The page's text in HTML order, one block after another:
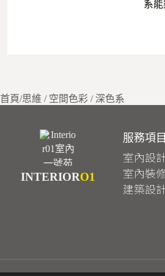
系
首頁/思維 / 空間色彩 / 深色系
INTERIORO1
服務項目
室內設
室內裝
建築設